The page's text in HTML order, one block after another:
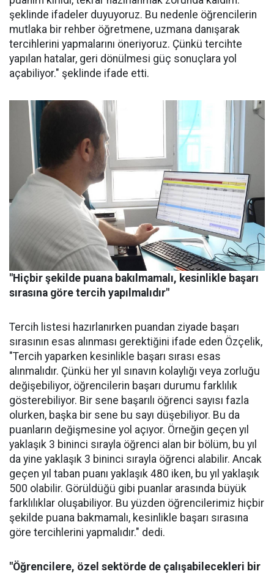
şeklinde ifadeler duyuyoruz. Bu nedenle öğrencilerin
mutlaka bir rehber öğretmene, uzmana danışarak
tercihlerini yapmalarını öneriyoruz. Çünkü tercihte
yapılan hatalar, geri dönülmesi güç sonuçlara yol
açabiliyor." şeklinde ifade etti.
"Hiçbir şekilde puana bakılmamalı, kesinlikle başarı
sırasına göre tercih yapılmalıdır"
Tercih listesi hazırlanırken puandan ziyade başarı
sırasının esas alınması gerektiğini ifade eden Özçelik,
"Tercih yaparken kesinlikle başarı sırası esas
alınmalıdır. Çünkü her yıl sınavın kolaylığı veya zorluğu
değişebiliyor, öğrencilerin başarı durumu farklılık
gösterebiliyor. Bir sene başarılı öğrenci sayısı fazla
olurken, başka bir sene bu sayı düşebiliyor. Bu da
puanların değişmesine yol açıyor. Örneğin geçen yıl
yaklaşık 3 bininci sırayla öğrenci alan bir bölüm, bu yıl
da yine yaklaşık 3 bininci sırayla öğrenci alabilir. Ancak
geçen yıl taban puanı yaklaşık 480 iken, bu yıl yaklaşık
500 olabilir. Görüldüğü gibi puanlar arasında büyük
farklılıklar oluşabiliyor. Bu yüzden öğrencilerimiz hiçbir
şekilde puana bakmamalı, kesinlikle başarı sırasına
göre tercihlerini yapmalıdır." dedi.
"Öğrencilere, özel sektörde de çalışabilecekleri bir